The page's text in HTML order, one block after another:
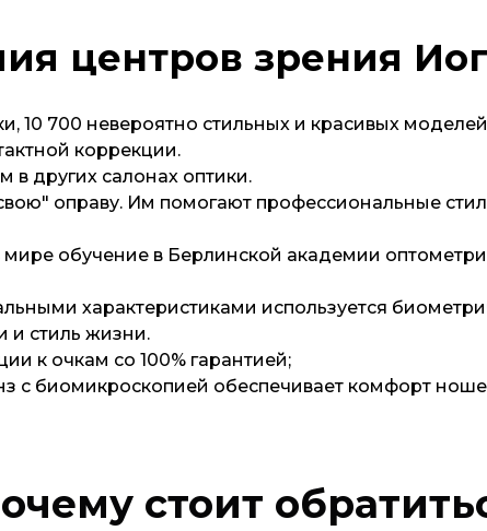
10 700 невероятно стильных и красивых
коррекции.
в других салонах оптики.
оправу. Им помогают профессиональные
обучение в Берлинской академии
характеристиками используется
и стиль жизни.
к очкам со 100% гарантией;
с биомикроскопией обеспечивает комфорт
центров зрения
стоит